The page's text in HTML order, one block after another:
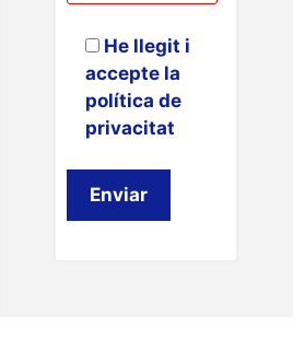
He llegit i
accepte la
política de
privacitat